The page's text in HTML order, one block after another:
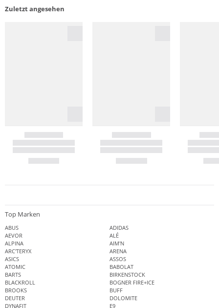
Zuletzt angesehen
Top Marken
ABUS
ADIDAS
AEVOR
ALÉ
ALPINA
AIM'N
ARC'TERYX
ARENA
ASICS
ASSOS
ATOMIC
BABOLAT
BARTS
BIRKENSTOCK
BLACKROLL
BOGNER FIRE+ICE
BROOKS
BUFF
DEUTER
DOLOMITE
DYNAFIT
E9